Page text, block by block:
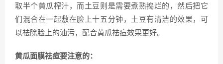
取半个黄瓜榨汁，而土豆则是需要煮熟捣烂的，然后把它
们混合在一起敷在脸上十五分钟，土豆有清洁的效果，可
以祛除脸上的油污，配合黄瓜祛痘效果更好。
黄瓜面膜祛痘要注意的：